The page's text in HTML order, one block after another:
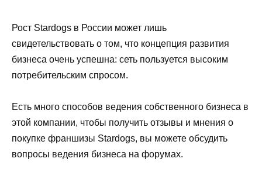
Рост Stardogs в России может лишь
свидетельствовать о том, что концепция развития
бизнеса очень успешна: сеть пользуется высоким
потребительским спросом.
Есть много способов ведения собственного бизнеса в
этой компании, чтобы получить отзывы и мнения о
покупке франшизы Stardogs, вы можете обсудить
вопросы ведения бизнеса на форумах.